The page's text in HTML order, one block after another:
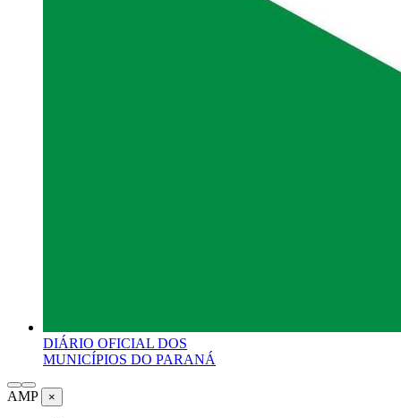
DIÁRIO OFICIAL DOS
MUNICÍPIOS DO PARANÁ
AMP ×